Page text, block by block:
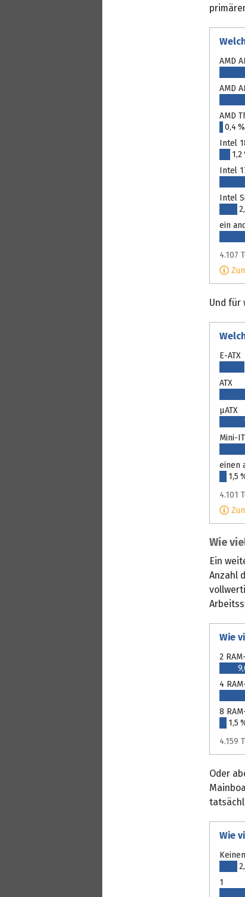
AMD
AMD
AMD
0,4 %
Intel
1,2
Intel
Intel
ein
4.107
Und für
E-ATX
ATX
µATX
Mini-
einen
1,5
4.101
Wie
Ein
Anzahl
Wie
2
4
8
1,5
4.159
Oder
Wie
Keinen
1